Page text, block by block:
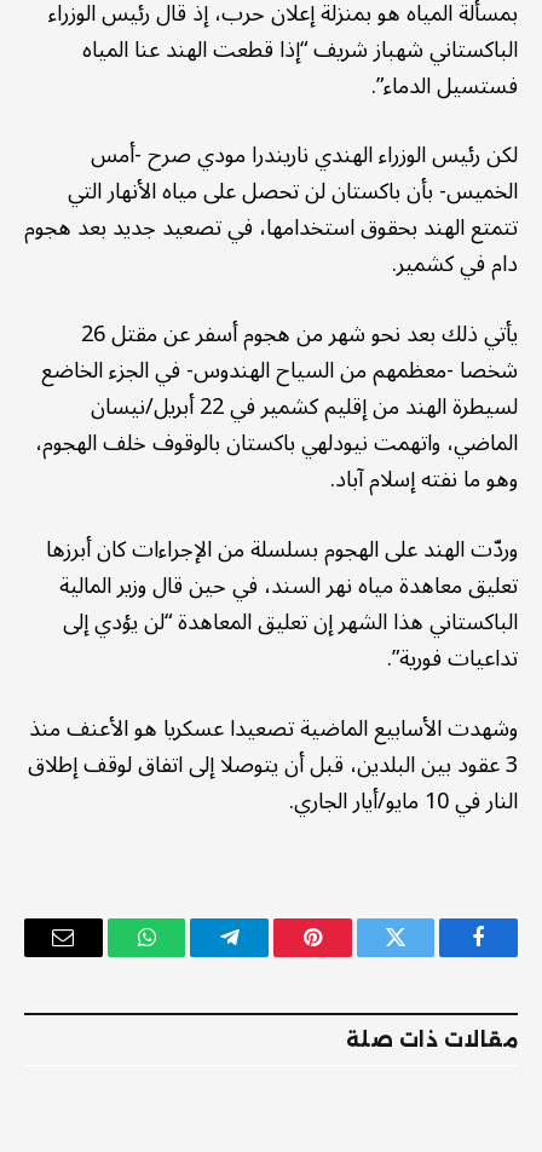
بمسألة المياه هو بمنزلة إعلان حرب، إذ قال رئيس الوزراء
الباكستاني شهباز شريف “إذا قطعت الهند عنا المياه
فستسيل الدماء”.
لكن رئيس الوزراء الهندي ناريندرا مودي صرح -أمس
الخميس- بأن باكستان لن تحصل على مياه الأنهار التي
تتمتع الهند بحقوق استخدامها، في تصعيد جديد بعد هجوم
دام في كشمير.
يأتي ذلك بعد نحو شهر من هجوم أسفر عن مقتل 26
شخصا -معظمهم من السياح الهندوس- في الجزء الخاضع
لسيطرة الهند من إقليم كشمير في 22 أبريل/نيسان
الماضي، واتهمت نيودلهي باكستان بالوقوف خلف الهجوم،
وهو ما نفته إسلام آباد.
وردّت الهند على الهجوم بسلسلة من الإجراءات كان أبرزها
تعليق معاهدة مياه نهر السند، في حين قال وزير المالية
الباكستاني هذا الشهر إن تعليق المعاهدة “لن يؤدي إلى
تداعيات فورية”.
وشهدت الأسابيع الماضية تصعيدا عسكريا هو الأعنف منذ
3 عقود بين البلدين، قبل أن يتوصلا إلى اتفاق لوقف إطلاق
النار في 10 مايو/أيار الجاري.
فيسبوك تويتر بينتيريستتيلقرام واتساب
البريد
مقالات ذات صلة